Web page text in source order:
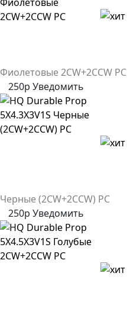
Фиолетовые 2CW+2CCW PC
250р Уведомить
Черные (2CW+2CCW) PC
250р Уведомить